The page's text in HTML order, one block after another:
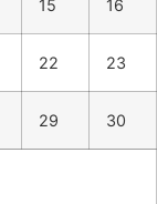
15 16
22 23
29 30